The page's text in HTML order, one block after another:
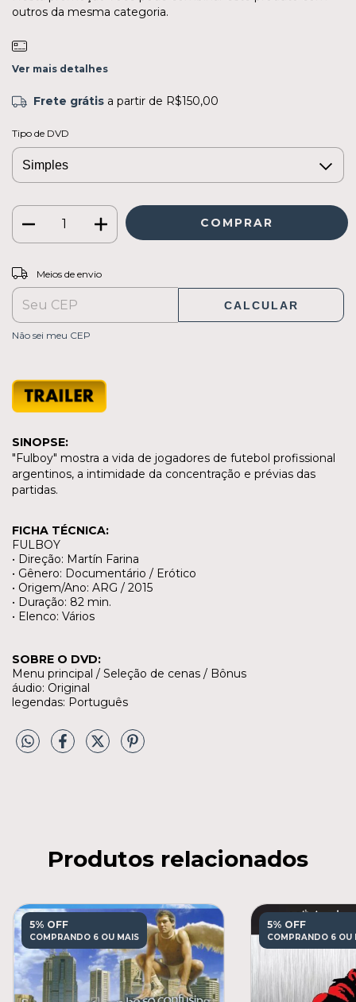
outros da mesma categoria.
Ver mais detalhes
Frete grátis a partir de R$150,00
Tipo de DVD
Entregas para o CEP:
Meios de envio
CALCULAR
Não sei meu CEP
SINOPSE:
"Fulboy" mostra a vida de jogadores de futebol profissional
argentinos, a intimidade da concentração e prévias das
partidas.
FICHA TÉCNICA:
FULBOY
• Direção: Martín Farina
• Gênero: Documentário / Erótico
• Origem/Ano: ARG / 2015
• Duração: 82 min.
• Elenco: Vários
SOBRE O DVD:
Menu principal / Seleção de cenas / Bônus
áudio: Original
legendas: Português
Produtos relacionados
5% OFF
COMPRANDO 6 OU MAIS
5% OFF
COMPRANDO 6 OU